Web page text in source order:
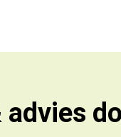
advies